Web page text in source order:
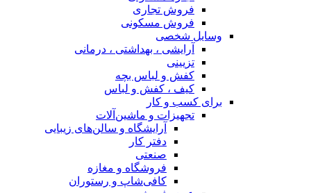
فروش تجاری
فروش مسکونی
وسایل شخصی
آرایشی ، بهداشتی ، درمانی
تزیینی
کفش و لباس بچه
کیف ، کفش و لباس
برای کسب و کار
تجهیزات و ماشین‌آلات
آرایشگاه و سالن‌های زیبایی
دفتر کار
صنعتی
فروشگاه و مغازه
کافی‌شاپ و رستوران